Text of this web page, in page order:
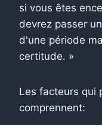
si vous êtes
devrez passer
d'une période
certitude. »
Les facteurs qui
comprennent: